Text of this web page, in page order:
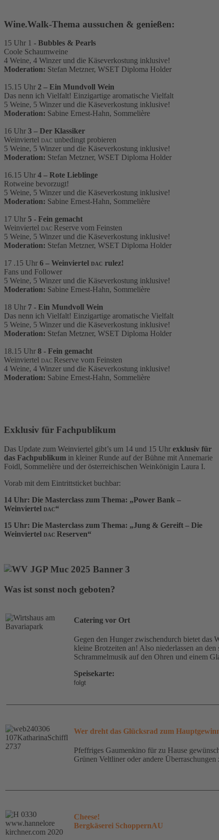
Wine.Walk-Thema aussuchen & genießen:
15 Uhr 1 - Bubbles & Pearls
Coole Schaumweine
4 Weine, 4 Winzer und die Käseverkostung inklusive!
Moderation: Stefan Metzner, WSET Diploma Holder
15.15 Uhr 2 – Ein Mundvoll Wein
Das nenn ich Vielfalt! Einzigartige aromatische Vielfalt
5 Weine, 5 Winzer und die Käseverkostung inklusive!
Moderation: Sabine Ernest-Hahn, Sommelière
16 Uhr 3 – Der Klassiker
Weinviertel
DAC unbedingt probieren
5 Weine, 5 Winzer und die Käseverkostung inklusive!
Moderation: Stefan Metzner, WSET Diploma Holder
16.15 Uhr 4 – Rote Lieblinge
Rotweine bevorzugt!
5 Weine, 5 Winzer und die Käseverkostung inklusive!
Moderation: Sabine Ernest-Hahn, Sommelière
17 Uhr 5 - Fein gemacht
Weinviertel
DAC Reserve vom Feinsten
5 Weine, 5 Winzer und die Käseverkostung inklusive!
Moderation: Stefan Metzner, WSET Diploma Holder
17 .15 Uhr 6 – Weinviertel DAC rulez!
Fans und Follower
5 Weine, 5 Winzer und die Käseverkostung inklusive!
Moderation: Sabine Ernest-Hahn, Sommelière
18 Uhr 7 - Ein Mundvoll Wein
Das nenn ich Vielfalt! Einzigartige aromatische Vielfalt
5 Weine, 5 Winzer und die Käseverkostung inklusive!
Moderation: Stefan Metzner, WSET Diploma Holder
18.15 Uhr 8 - Fein gemacht
Weinviertel
DAC Reserve vom Feinsten
4 Weine, 4 Winzer und die Käseverkostung inklusive!
Moderation: Sabine Ernest-Hahn, Sommelière
Exklusiv für Fachpublikum
Das Update zum Weinviertel gibt’s um 14 und 15 Uhr exklusiv für
das Fachpublikum in kleiner Runde auf der Bühne mit Annemarie
Foidl, Sommelière und der österreichischen Weinkönigin Laura I.
Vorab mit dem Eintrittsticket buchbar:
14 Uhr: Die Masterclass zum Thema: „Power Bank –
Weinviertel DAC“
15 Uhr: Die Masterclass zum Thema: „Jung & Gereift – Die
Weinviertel DAC Reserven“
Was ist sonst noch geboten?
Catering vor Ort
Gegen den Hunger zwischendurch bietet das
kleine Brotzeiten an! Also niederlassen an
Schrammelmusik auf den Ohren und einem
Speisekarte:
folgt
Wer dreht das Glücksrad zum
Pfeffriges Gaumenkino für zu Hause
Grünen Veltliner oder andere
Cheese!
Bergkäserei SchoppernAU